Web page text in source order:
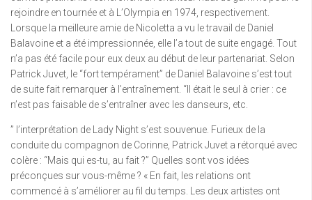
rejoindre en tournée et à L’Olympia en 1974, respectivement.
Lorsque la meilleure amie de Nicoletta a vu le travail de Daniel
Balavoine et a été impressionnée, elle l’a tout de suite engagé. Tout
n’a pas été facile pour eux deux au début de leur partenariat. Selon
Patrick Juvet, le “fort tempérament” de Daniel Balavoine s’est tout
de suite fait remarquer à l’entraînement. “Il était le seul à crier : ce
n’est pas faisable de s’entraîner avec les danseurs, etc.
” l’interprétation de Lady Night s’est souvenue. Furieux de la
conduite du compagnon de Corinne, Patrick Juvet a rétorqué avec
colère : “Mais qui es-tu, au fait ?” Quelles sont vos idées
préconçues sur vous-même ? « En fait, les relations ont
commencé à s’améliorer au fil du temps. Les deux artistes ont